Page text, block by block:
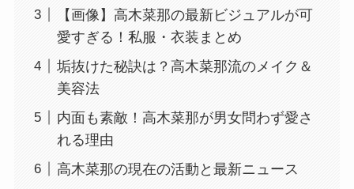
【画像】高木菜那の最新ビジュアルが可
愛すぎる！私服・衣装まとめ
垢抜けた秘訣は？高木菜那流のメイク＆
美容法
内面も素敵！高木菜那が男女問わず愛さ
れる理由
高木菜那の現在の活動と最新ニュース